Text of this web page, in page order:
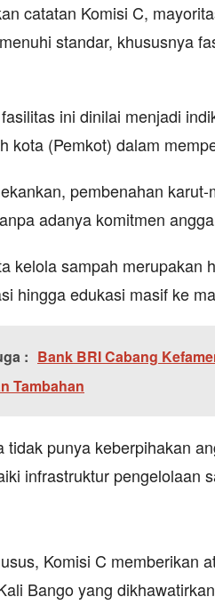
catatan Komisi C,
standar, khususnya
ini dinilai menjadi
kota (Pemkot) dalam
pembenahan
adanya komitmen
kelola sampah merupakan
hingga edukasi masif ke
: Bank BRI Cabang
Tambahan
tidak punya keberpihakan
infrastruktur pengelolaan
Komisi C memberikan
Bango yang